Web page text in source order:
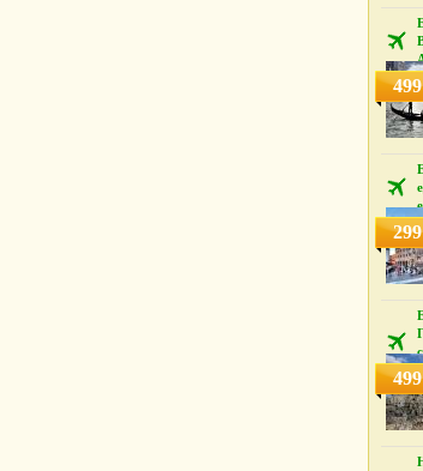
499
299
499